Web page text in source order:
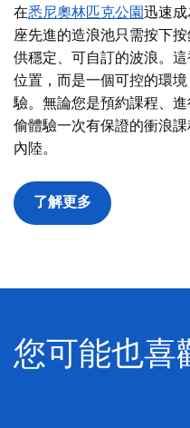
在悉尼奧林匹克公園迅速
座先進的造浪池只需按下
供穩定、可自訂的波浪。
位置，而是一個可控的環
驗。無論您是預約課程、
偷體驗一次有保證的衝浪
內陸。
了解更多
您可能也喜